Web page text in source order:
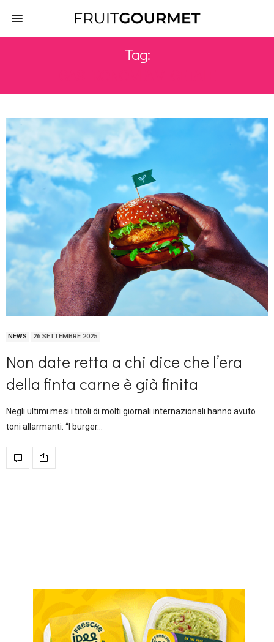
Tag:
NEWS 26 SETTEMBRE 2025
Non date retta a chi dice che l’era
della finta carne è già finita
Negli ultimi mesi i titoli di molti giornali internazionali hanno avuto
toni allarmanti: “I burger…